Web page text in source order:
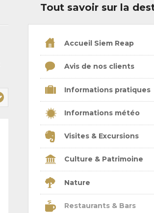
Tout savoir sur la
Accueil Siem Reap
Avis de nos clients
Informations pratiques
Informations météo
Visites & Excursions
Culture & Patrimoine
Nature
Restaurants & Bars